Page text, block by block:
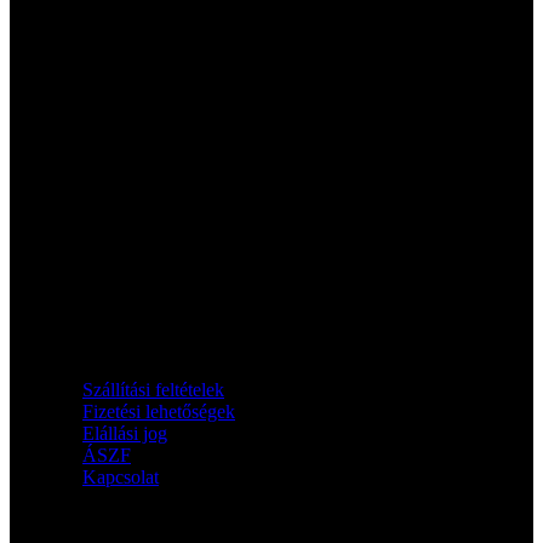
Szállítási feltételek
Fizetési lehetőségek
Elállási jog
ÁSZF
Kapcsolat